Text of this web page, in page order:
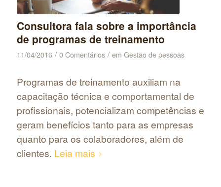
Consultora fala sobre a importância
de programas de treinamento
11/04/2016 / 0 Comentários / em Gestão de pessoas
Programas de treinamento auxiliam na
capacitação técnica e comportamental de
profissionais, potencializam competências e
geram benefícios tanto para as empresas
quanto para os colaboradores, além de
clientes. Leia mais